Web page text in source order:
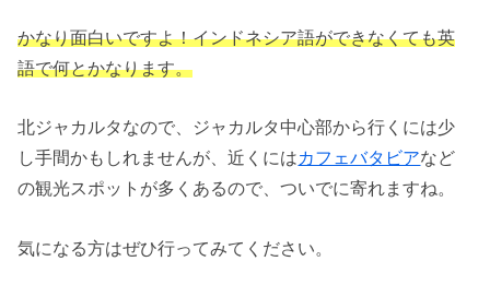
かなり面白いですよ！インドネシア語ができなくても英
語で何とかなります。
北ジャカルタなので、ジャカルタ中心部から行くには少
し手間かもしれませんが、近くにはカフェバタビアなど
の観光スポットが多くあるので、ついでに寄れますね。
気になる方はぜひ行ってみてください。